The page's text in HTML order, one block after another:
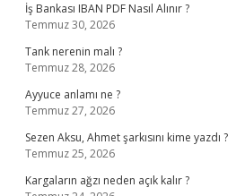
İş Bankası IBAN PDF Nasıl Alınır ?
Temmuz 30, 2026
Tank nerenin malı ?
Temmuz 28, 2026
Ayyuce anlamı ne ?
Temmuz 27, 2026
Sezen Aksu, Ahmet şarkısını kime yazdı ?
Temmuz 25, 2026
Kargaların ağzı neden açık kalır ?